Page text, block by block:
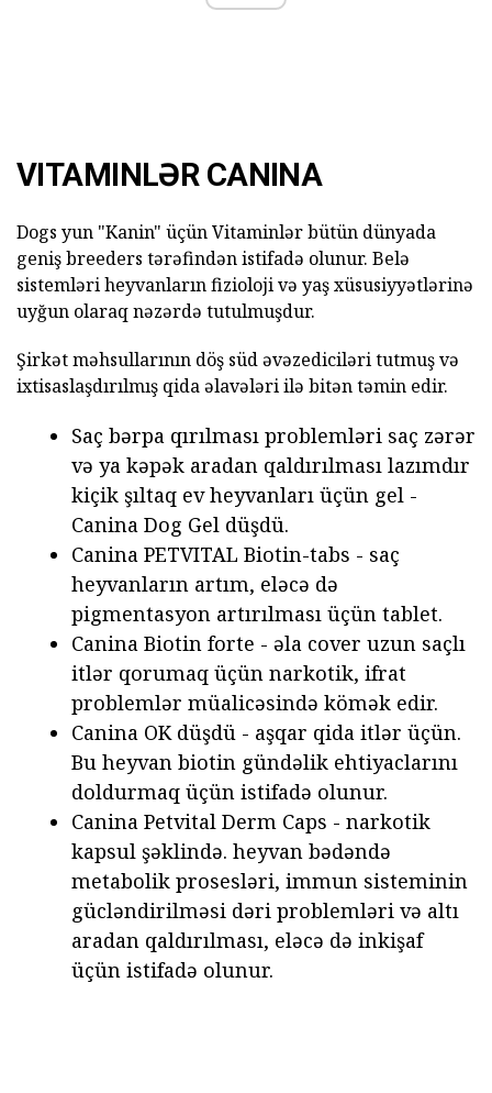
VITAMINLƏR CANINA
Dogs yun "Kanin" üçün Vitaminlər bütün dünyada
geniş breeders tərəfindən istifadə olunur. Belə
sistemləri heyvanların fizioloji və yaş xüsusiyyətlərinə
uyğun olaraq nəzərdə tutulmuşdur.
Şirkət məhsullarının döş süd əvəzediciləri tutmuş və
ixtisaslaşdırılmış qida əlavələri ilə bitən təmin edir.
Saç bərpa qırılması problemləri saç zərər
və ya kəpək aradan qaldırılması lazımdır
kiçik şıltaq ev heyvanları üçün gel -
Canina Dog Gel düşdü.
Canina PETVITAL Biotin-tabs - saç
heyvanların artım, eləcə də
pigmentasyon artırılması üçün tablet.
Canina Biotin forte - əla cover uzun saçlı
itlər qorumaq üçün narkotik, ifrat
problemlər müalicəsində kömək edir.
Canina OK düşdü - aşqar qida itlər üçün.
Bu heyvan biotin gündəlik ehtiyaclarını
doldurmaq üçün istifadə olunur.
Canina Petvital Derm Caps - narkotik
kapsul şəklində. heyvan bədəndə
metabolik prosesləri, immun sisteminin
gücləndirilməsi dəri problemləri və altı
aradan qaldırılması, eləcə də inkişaf
üçün istifadə olunur.